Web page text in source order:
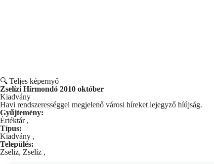
🔍 Teljes képernyő
Zselízi Hírmondó 2010 október
Kiadvány
Havi rendszerességgel megjelenő városi híreket lejegyző híújság.
Gyűjtemény:
Értéktár ,
Típus:
Kiadvány ,
Település:
Zseliz, Zselíz ,